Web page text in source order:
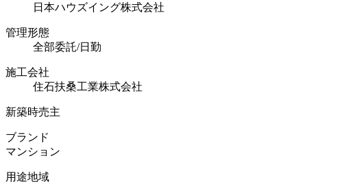
日本ハウズイング株式会社
管理形態
全部委託/日勤
施工会社
住石扶桑工業株式会社
新築時売主
ブランド
マンション
用途地域